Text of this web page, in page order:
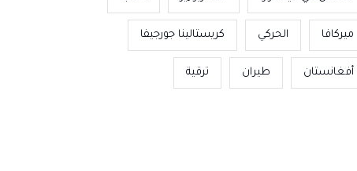
ميركافا الحركي كريستالينا جورجيفا
أفغانستان طيران ترقية